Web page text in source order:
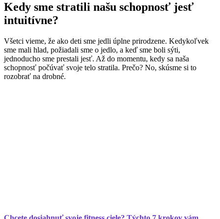
Kedy sme stratili našu schopnosť jesť
intuitívne?
Všetci vieme, že ako deti sme jedli úplne prirodzene. Kedykoľvek
sme mali hlad, požiadali sme o jedlo, a keď sme boli sýti,
jednoducho sme prestali jesť. Až do momentu, kedy sa naša
schopnosť počúvať svoje telo stratila. Prečo? No, skúsme si to
rozobrať na drobné.